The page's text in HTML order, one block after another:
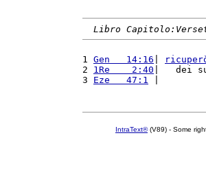
Libro
1 Gen   14:16
2 1Re    2:40 |   dei
3 Eze   47:1 |
IntraText®(V89) - Some